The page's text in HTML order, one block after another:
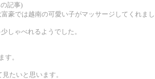
記事)
豪では越南の可愛い子がマッサージしてくれまし
しゃべれるようでした。
す。
たいと思います。